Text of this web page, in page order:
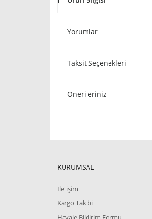
Yorumlar
Taksit Seçenekleri
Önerileriniz
KURUMSAL
İletişim
Kargo Takibi
Havale Bildirim Formu